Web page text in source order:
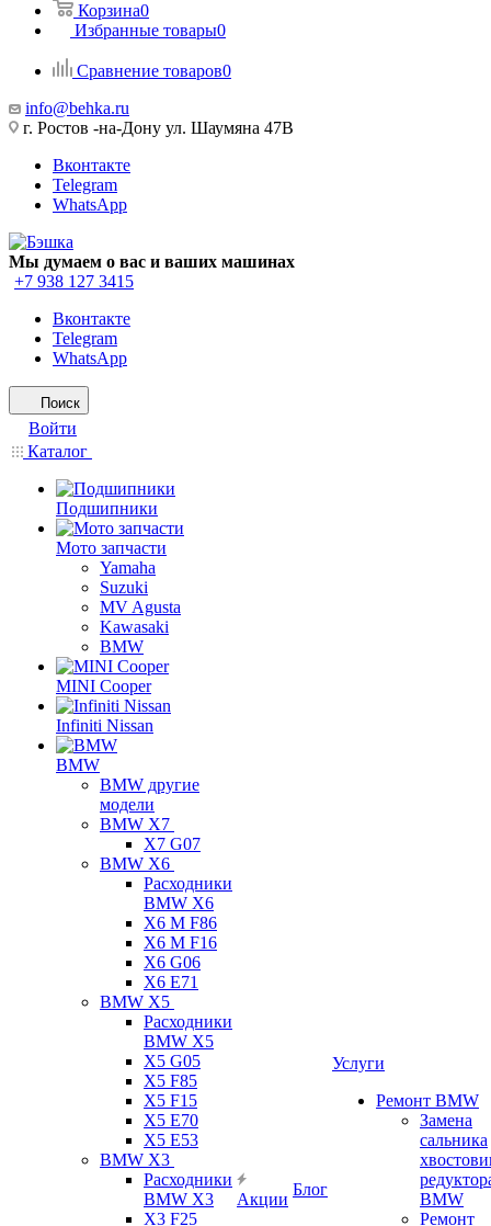
Корзина0
Избранные товары0
Сравнение товаров0
info@behka.ru
г. Ростов -на-Дону ул. Шаумяна 47В
Вконтакте
Telegram
WhatsApp
Мы думаем о вас и ваших машинах
+7 938 127 3415
Вконтакте
Telegram
WhatsApp
Поиск
Войти
Каталог
Подшипники
Мото запчасти
Yamaha
Suzuki
MV Agusta
Kawasaki
BMW
MINI Cooper
Infiniti Nissan
BMW
BMW другие
модели
BMW X7
X7 G07
BMW X6
Расходники
BMW X6
X6 M F86
X6 M F16
X6 G06
X6 E71
BMW X5
Расходники
BMW X5
X5 G05
X5 F85
X5 F15
X5 E70
X5 E53
BMW X3
Расходники
BMW X3
X3 F25
Акции
Блог
Услуги
Ремонт BMW
Замена
сальника
BMW
Ремонт